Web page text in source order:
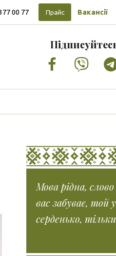
00 77 Прайс Вакансії
Мова рідна,
вас забуває, той
серденько,